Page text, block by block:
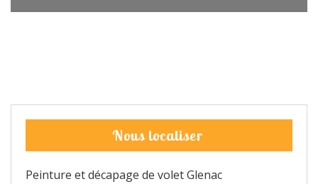
Nous localiser
Peinture et décapage de volet Glenac